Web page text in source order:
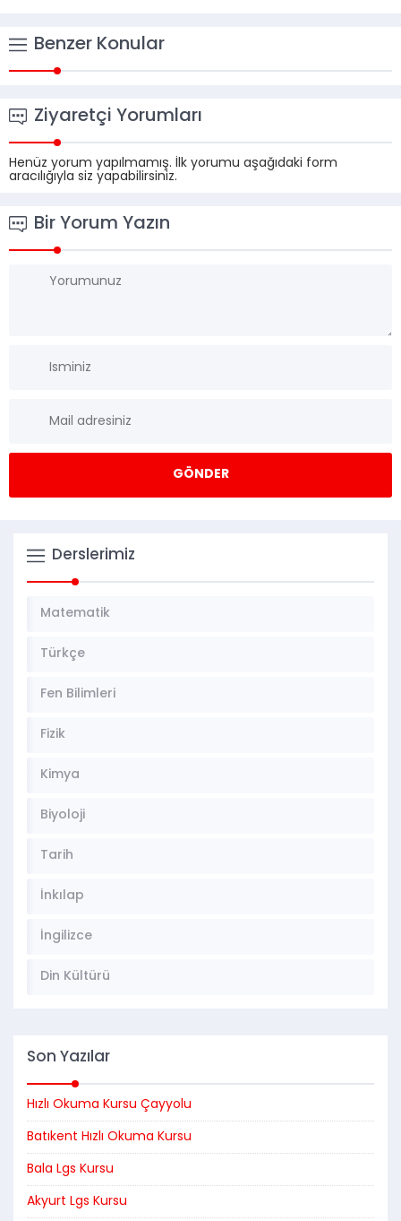
Benzer Konular
Ziyaretçi Yorumları
Henüz yorum yapılmamış. İlk yorumu aşağıdaki form
aracılığıyla siz yapabilirsiniz.
Bir Yorum Yazın
Derslerimiz
Matematik
Türkçe
Fen Bilimleri
Fizik
Kimya
Biyoloji
Tarih
İnkılap
İngilizce
Din Kültürü
Son Yazılar
Hızlı Okuma Kursu Çayyolu
Batıkent Hızlı Okuma Kursu
Bala Lgs Kursu
Akyurt Lgs Kursu